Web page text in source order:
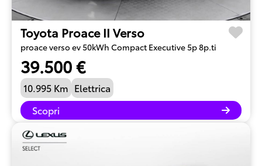
Toyota Proace II Verso
proace verso ev 50kWh Compact Executive 5p 8p.ti
39.500 €
10.995 Km Elettrica
Scopri